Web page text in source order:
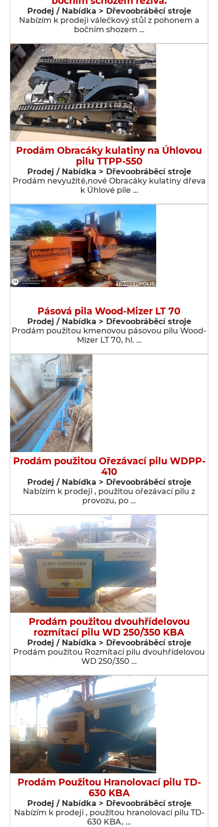
Prodej / Nabídka > Dřevoobráběcí stroje
Nabízím k prodeji válečkový stůl z pohonem a
bočním shozem …
Prodám Obracáky kulatiny na Úhlovou
pilu TTPP-550
Prodej / Nabídka > Dřevoobráběcí stroje
Prodám nevyužité,nové Obracáky kulatiny dřeva
k Úhlové pile …
Pásová pila Wood-Mizer LT 70
Prodej / Nabídka > Dřevoobráběcí stroje
Prodám použitou kmenovou pásovou pilu Wood-
Mizer LT 70, hl. …
Prodám použitou Ořezávací pilu WDPP-
410
Prodej / Nabídka > Dřevoobráběcí stroje
Nabízím k prodeji , použitou ořezávací pilu z
provozu, po …
Prodám použitou dvouhřídelovou
rozmítací pilu WD 250/350 KBA
Prodej / Nabídka > Dřevoobráběcí stroje
Prodám použitou Rozmítací pilu dvouhřídelovou
WD 250/350 …
Prodám Použitou Hranolovací pilu TD-
630 KBA
Prodej / Nabídka > Dřevoobráběcí stroje
Nabízím k prodeji , použitou hranolovací pilu TD-
630 KBA, …